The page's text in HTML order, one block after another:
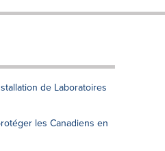
de Laboratoires
les Canadiens en